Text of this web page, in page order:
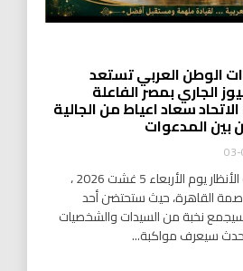
الوطن العربي تستعد
يوم 5 يوليوز الجاري بمصر الفاعلة
سعاد اعياط من الجالية
بين المدعوات
كتب / شادياحمد ستتجه الأنظار يوم الأربعاء 5 غشت 2026 ،
القاهرة، حيث ستحتضن أحد
نخبة من السيدات والشخصيات
سيعرف مواكبة...